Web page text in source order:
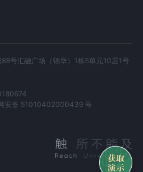
号汇融广场（锦华）1栋5单元10层1号
安备 51010402000439 号